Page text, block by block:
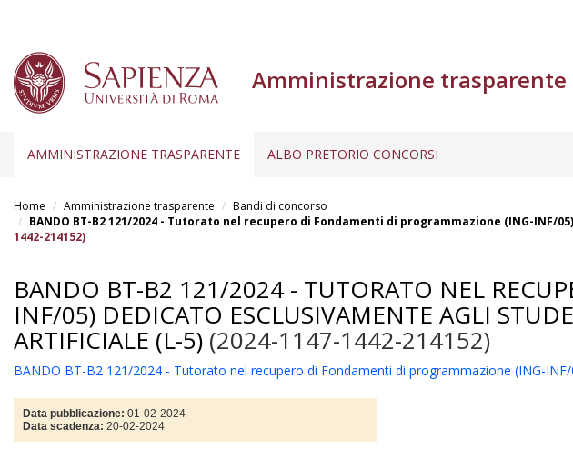
contenuto
principale
Amministrazione trasparente
AMMINISTRAZIONE TRASPARENTE ALBO PRETORIO CONCORSI
Home Amministrazione trasparente
Bandi di concorso
BANDO BT-B2 121/2024 - Tutorato nel recupero di Fondamenti di programmazione (ING-
1442-214152)
BANDO BT-B2 121/2024 - TUTORATO NEL
INF/05) DEDICATO ESCLUSIVAMENTE AGLI
ARTIFICIALE (L-5) (2024-1147-1442-214152)
BANDO BT-B2 121/2024 - Tutorato nel recupero di Fondamenti di programmazione (ING-
Data pubblicazione: 01-02-2024
Data scadenza: 20-02-2024